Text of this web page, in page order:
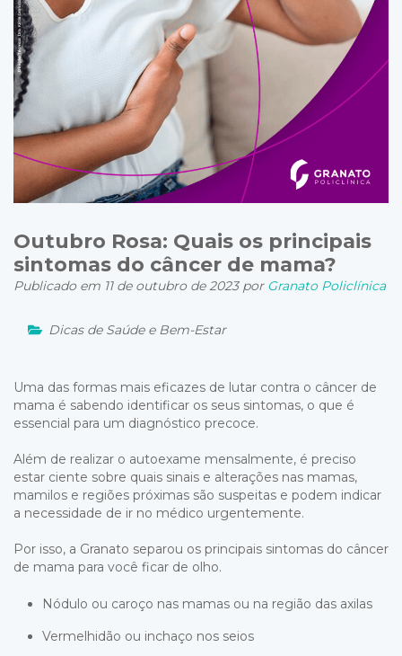
Outubro Rosa: Quais os principais
sintomas do câncer de mama?
Publicado em 11 de outubro de 2023 por Granato Policlínica
Dicas de Saúde e Bem-Estar
Uma das formas mais eficazes de lutar contra o câncer de
mama é sabendo identificar os seus sintomas, o que é
essencial para um diagnóstico precoce.
Além de realizar o autoexame mensalmente, é preciso
estar ciente sobre quais sinais e alterações nas mamas,
mamilos e regiões próximas são suspeitas e podem indicar
a necessidade de ir no médico urgentemente.
Por isso, a Granato separou os principais sintomas do câncer
de mama para você ficar de olho.
Nódulo ou caroço nas mamas ou na região das axilas
Vermelhidão ou inchaço nos seios